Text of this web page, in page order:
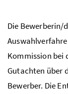
Die Bewerberin/
Kommission bei
Gutachten über
Bewerber. Die